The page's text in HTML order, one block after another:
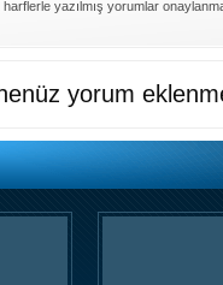
yazılmış yorumlar
yorum